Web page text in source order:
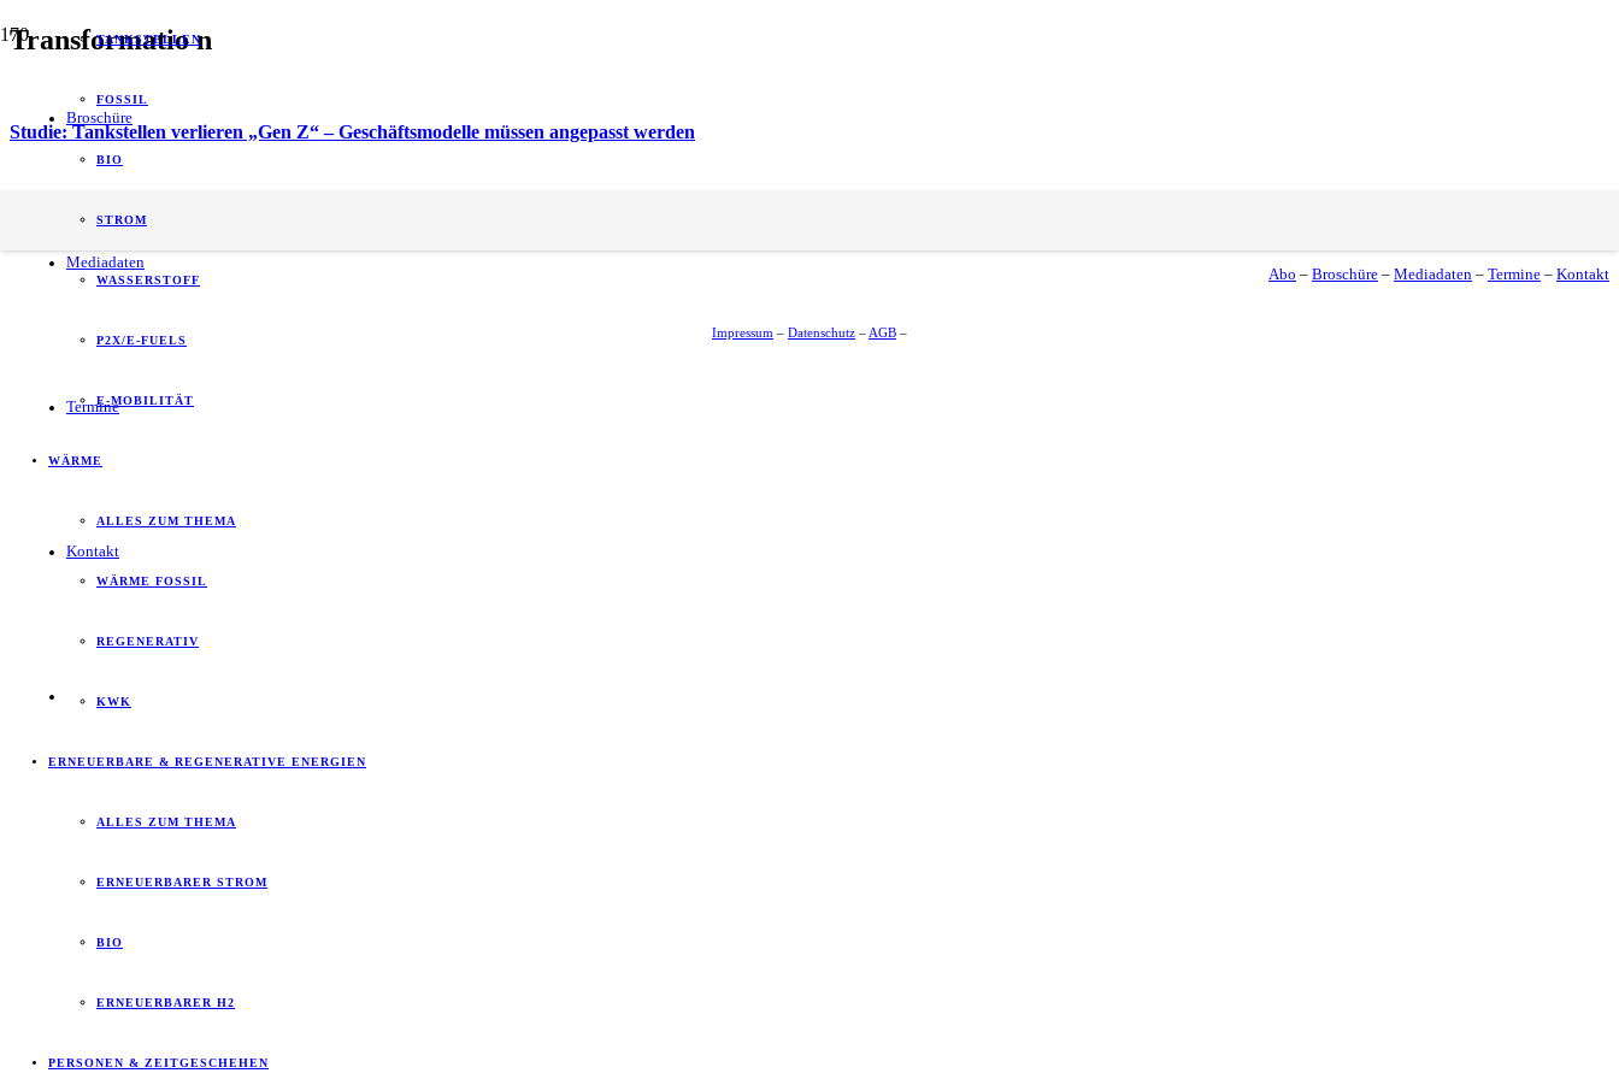
Broschüre
Mediadaten
Termine
Kontakt
TANKSTELLEN
FOSSIL
BIO
STROM
WASSERSTOFF
P2X/E-FUELS
E-MOBILITÄT
WÄRME
ALLES ZUM THEMA
WÄRME FOSSIL
REGENERATIV
KWK
ERNEUERBARE & REGENERATIVE ENERGIEN
ALLES ZUM THEMA
ERNEUERBARER STROM
BIO
ERNEUERBARER H2
PERSONEN & ZEITGESCHEHEN
Transformatio n
Studie: Tankstellen verlieren „Gen Z“ – Geschäftsmodelle müssen angepasst werden
Abo – Broschüre – Mediadaten – Termine – Kontakt
Impressum – Datenschutz – AGB –